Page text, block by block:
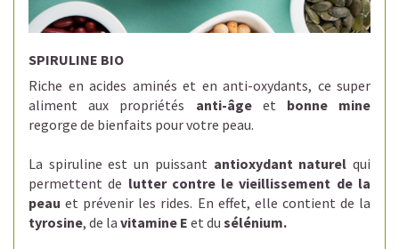
SPIRULINE BIO
Riche en acides aminés et en anti-oxydants, ce super
aliment aux propriétés anti-âge et bonne mine
regorge de bienfaits pour votre peau.
La spiruline est un puissant antioxydant naturel qui
permettent de lutter contre le vieillissement de la
peau et prévenir les rides. En effet, elle contient de la
tyrosine, de la vitamine E et du sélénium.